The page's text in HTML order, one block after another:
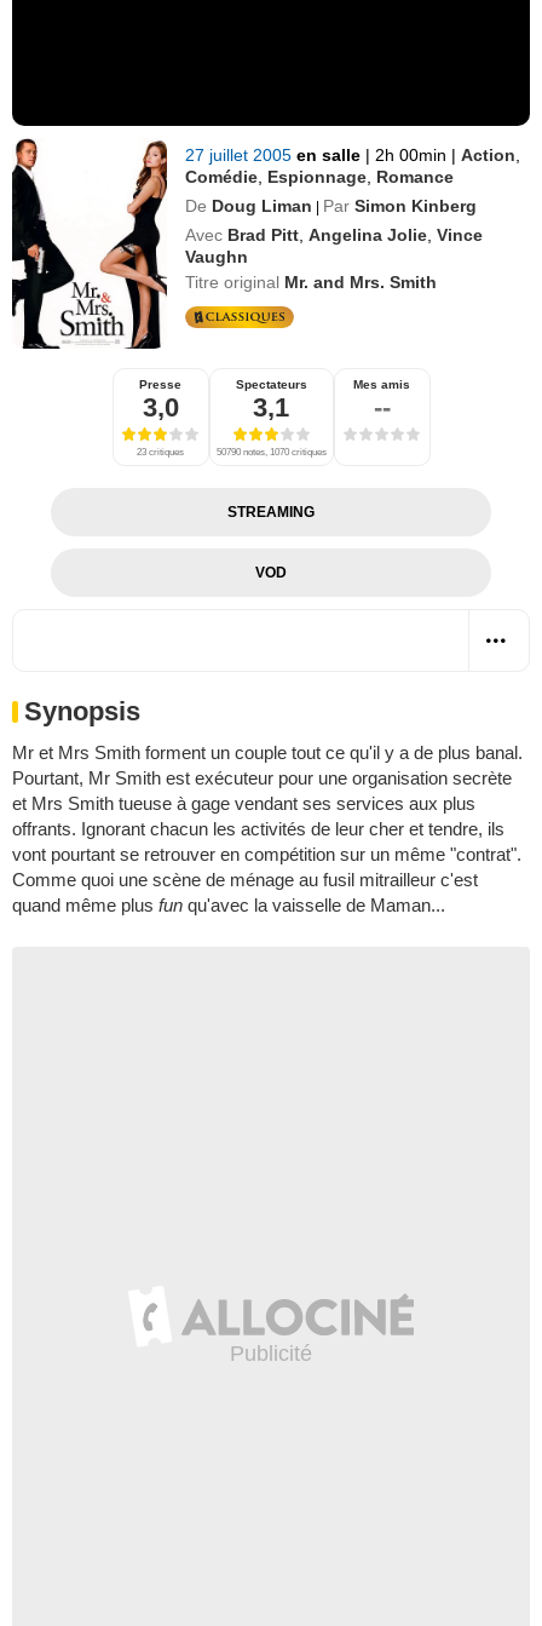
27 juillet 2005en salle | 2h 00min | Action
Comédie Espionnage Romance
De Doug Liman | Par Simon Kinberg
Avec Brad Pitt ,Angelina Jolie ,Vince
Vaughn
Titre original Mr. and Mrs. Smith
Presse
3,0
23 critiques
Spectateurs
3,1
50790 notes, 1070 critiques
Mes amis
--
STREAMING
VOD
Synopsis
Mr et Mrs Smith forment un couple tout ce qu'il y a de plus banal.
Pourtant, Mr Smith est exécuteur pour une organisation secrète
et Mrs Smith tueuse à gage vendant ses services aux plus
offrants. Ignorant chacun les activités de leur cher et tendre, ils
vont pourtant se retrouver en compétition sur un même "contrat".
Comme quoi une scène de ménage au fusil mitrailleur c'est
quand même plus fun qu'avec la vaisselle de Maman...